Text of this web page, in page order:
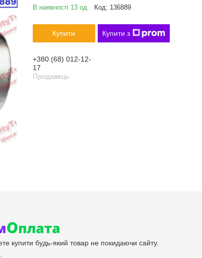
В наявності 13 од.
Код: 136889
Купити Купити з
+380 (68) 012-12-
17
Продавець
купити будь-який товар не покидаючи сайту.